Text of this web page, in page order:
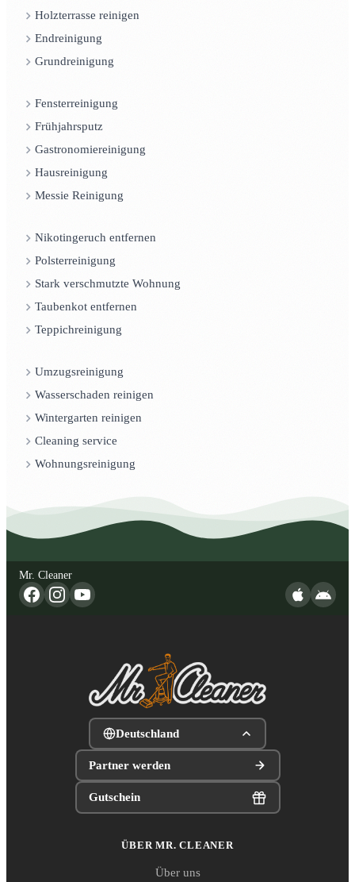
Holzterrasse reinigen
Endreinigung
Grundreinigung
Fensterreinigung
Frühjahrsputz
Gastronomiereinigung
Hausreinigung
Messie Reinigung
Nikotingeruch entfernen
Polsterreinigung
Stark verschmutzte Wohnung
Taubenkot entfernen
Teppichreinigung
Umzugsreinigung
Wasserschaden reinigen
Wintergarten reinigen
Cleaning service
Wohnungsreinigung
Mr. Cleaner
Deutschland
Partner werden
Gutschein
ÜBER MR. CLEANER
Über uns